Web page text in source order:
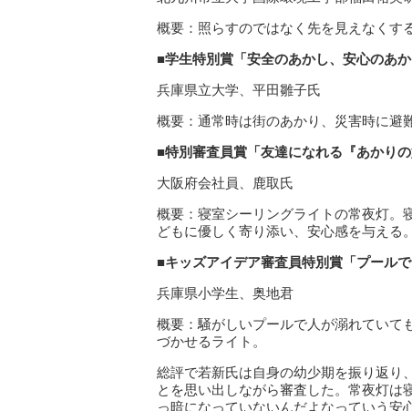
概要：照らすのではなく先を見えなくす
■学生特別賞「安全のあかし、安心のあか
兵庫県立大学、平田雛子氏
概要：通常時は街のあかり、災害時に避
■特別審査員賞「友達になれる『あかりの
大阪府会社員、鹿取氏
概要：寝室シーリングライトの常夜灯。
どもに優しく寄り添い、安心感を与える。
■キッズアイデア審査員特別賞「プール
兵庫県小学生、奥地君
概要：騒がしいプールで人が溺れていて
づかせるライト。
総評で若新氏は自身の幼少期を振り返り
とを思い出しながら審査した。常夜灯
っ暗になっていないんだよなっていう安